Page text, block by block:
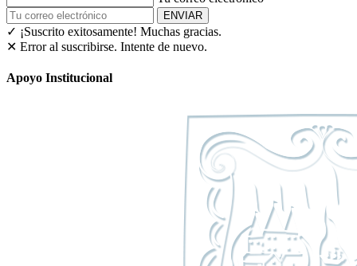
ENVIAR
✓ ¡Suscrito exitosamente! Muchas gracias.
✕ Error al suscribirse. Intente de nuevo.
Apoyo Institucional